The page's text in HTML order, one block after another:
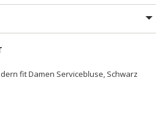
fit Damen Servicebluse, Schwarz